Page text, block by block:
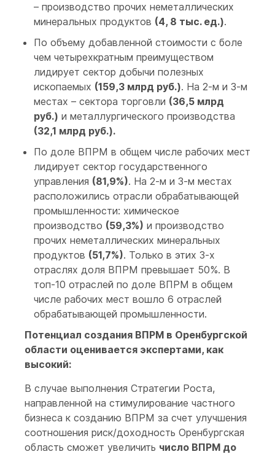
– производство прочих неметаллических
минеральных продуктов (4, 8 тыс. ед.).
По объему добавленной стоимости с боле
чем четырехкратным преимуществом
лидирует сектор добычи полезных
ископаемых (159,3 млрд руб.). На 2-м и 3-м
местах – сектора торговли (36,5 млрд
руб.) и металлургического производства
(32,1 млрд руб.).
По доле ВПРМ в общем числе рабочих мест
лидирует сектор государственного
управления (81,9%). На 2-м и 3-м местах
расположились отрасли обрабатывающей
промышленности: химическое
производство (59,3%) и производство
прочих неметаллических минеральных
продуктов (51,7%). Только в этих 3-х
отраслях доля ВПРМ превышает 50%. В
топ-10 отраслей по доле ВПРМ в общем
числе рабочих мест вошло 6 отраслей
обрабатывающей промышленности.
Потенциал создания ВПРМ в Оренбургской
области оценивается экспертами, как
высокий:
В случае выполнения Стратегии Роста,
направленной на стимулирование частного
бизнеса к созданию ВПРМ за счет улучшения
соотношения риск/доходность Оренбургская
область сможет увеличить число ВПРМ до